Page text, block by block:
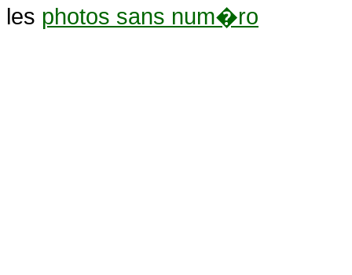
les photos sans num�ro